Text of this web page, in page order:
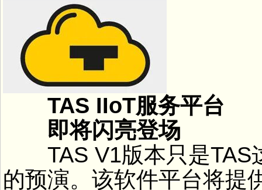
TAS IIoT服务平台
即将闪亮登场
TAS V1版本只是TAS
的预演。该软件平台将提